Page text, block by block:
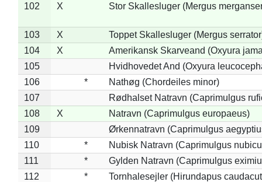
102
X Stor Skallesluger (Mergus
103 X
Toppet Skallesluger (Mergus
104
X
Amerikansk Skarveand (Oxyura
105
Hvidhovedet And (Oxyura
106
*
Nathøg (Chordeiles minor)
107
Rødhalset Natravn (Caprimulgus
108
X
Natravn (Caprimulgus europaeus)
109
Ørkennatravn (Caprimulgus
110
*
Nubisk Natravn (Caprimulgus
111
*
Gylden Natravn (Caprimulgus
112
*
Tornhalesejler (Hirundapus